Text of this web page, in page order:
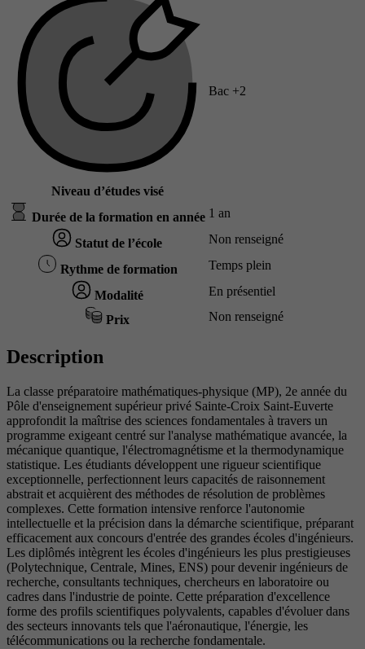
Niveau d’études visé
Bac +2
Durée de la formation en année 1 an
Statut de l’école Non renseigné
Rythme de formation Temps plein
Modalité En présentiel
Prix Non renseigné
Description
La classe préparatoire mathématiques-physique (MP), 2e année du
Pôle d'enseignement supérieur privé Sainte-Croix Saint-Euverte
approfondit la maîtrise des sciences fondamentales à travers un
programme exigeant centré sur l'analyse mathématique avancée, la
mécanique quantique, l'électromagnétisme et la thermodynamique
statistique. Les étudiants développent une rigueur scientifique
exceptionnelle, perfectionnent leurs capacités de raisonnement
abstrait et acquièrent des méthodes de résolution de problèmes
complexes. Cette formation intensive renforce l'autonomie
intellectuelle et la précision dans la démarche scientifique, préparant
efficacement aux concours d'entrée des grandes écoles d'ingénieurs.
Les diplômés intègrent les écoles d'ingénieurs les plus prestigieuses
(Polytechnique, Centrale, Mines, ENS) pour devenir ingénieurs de
recherche, consultants techniques, chercheurs en laboratoire ou
cadres dans l'industrie de pointe. Cette préparation d'excellence
forme des profils scientifiques polyvalents, capables d'évoluer dans
des secteurs innovants tels que l'aéronautique, l'énergie, les
télécommunications ou la recherche fondamentale.